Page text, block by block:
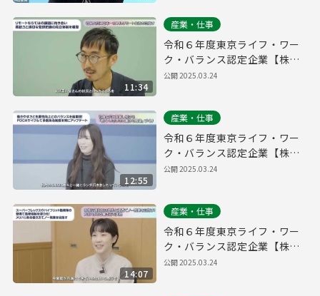
11:34
産業・仕事
令和６年度東京ライフ・ワー
ク・バランス認定企業【株式
会社プログレス】
公開2025.03.24
12:55
産業・仕事
令和６年度東京ライフ・ワー
ク・バランス認定企業【株式
会社パーキングマーケット】
公開2025.03.24
14:07
産業・仕事
令和６年度東京ライフ・ワー
ク・バランス認定企業【株式
会社ソウブン・ドットコム】
公開2025.03.24